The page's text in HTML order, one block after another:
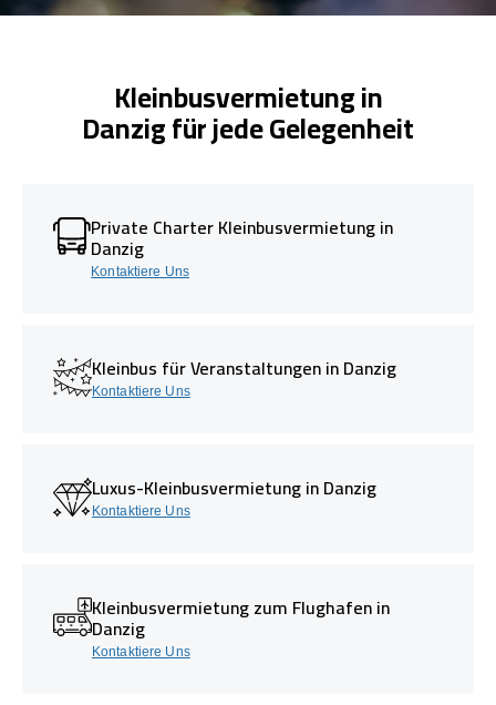
Kleinbusvermietung in
Danzig für jede Gelegenheit
Private Charter Kleinbusvermietung in
Danzig
Kontaktiere Uns
Kleinbus für Veranstaltungen in Danzig
Kontaktiere Uns
Luxus-Kleinbusvermietung in Danzig
Kontaktiere Uns
Kleinbusvermietung zum Flughafen in
Danzig
Kontaktiere Uns